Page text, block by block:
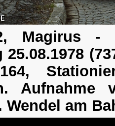
Magirus -
Aufnahme
Wendel am